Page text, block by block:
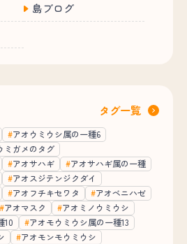
島ブログ
タグ一覧
アオウミウシ属の一種6
ミガメのタグ
アオサハギ
アオサハギ属の一種
アオスジテンジクダイ
アオフチキセワタ
アオベニハゼ
アオマスク
アオミノウミウシ
10
アオモウミウシ属の一種13
アオモンモウミウシ